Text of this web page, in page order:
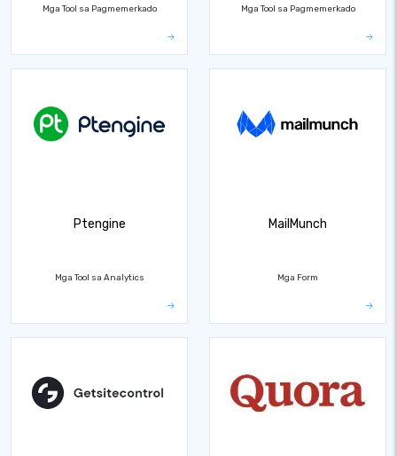
Mga Tool sa Pagmemerkado Mga Tool sa Pagmemerkado
Ptengine
Mga Tool sa Analytics
MailMunch
Mga Form